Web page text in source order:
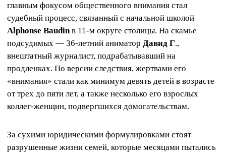
главным фокусом общественного внимания стал
судебный процесс, связанный с начальной школой
Alphonse Baudinв 11-м округе столицы. На скамье
подсудимых — 36-летний аниматор Давид Г.,
внештатный журналист, подрабатывавший на
продленках. По версии следствия, жертвами его
«внимания» стали как минимум девять детей в возрасте
от трех до пяти лет, а также несколько его взрослых
коллег-женщин, подвергшихся домогательствам.
За сухими юридическими формулировками стоят
разрушенные жизни семей, которые месяцами пытались